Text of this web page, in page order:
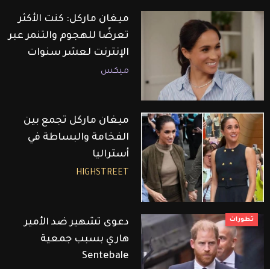
ميغان ماركل: كنت الأكثر
تعرضًا للهجوم والتنمر عبر
الإنترنت لعشر سنوات
ميكس
ميغان ماركل تجمع بين
الفخامة والبساطة في
أستراليا
HIGHSTREET
تطورات
دعوى تشهير ضد الأمير
هاري بسبب جمعية
Sentebale